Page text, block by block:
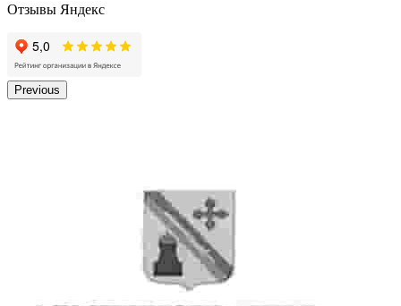
Отзывы Яндекс
Previous